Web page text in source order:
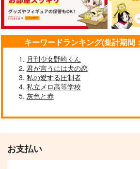
キーワードランキング(集計期間
月刊少女野崎くん
君が言うには犬の恋
私の愛する圧制者
私立メロ高等学校
灰色と赤
お支払い